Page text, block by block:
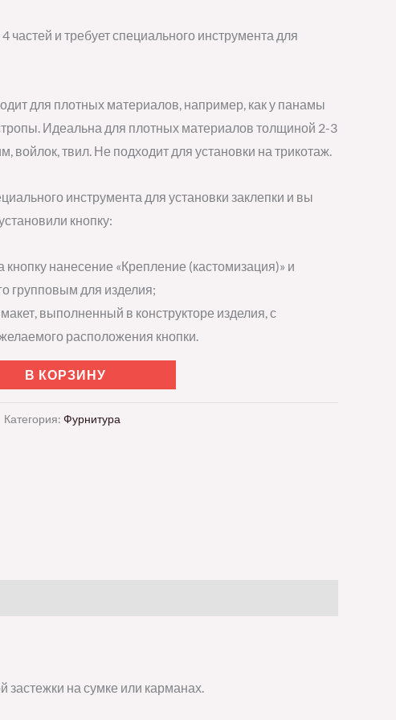
4 частей и требует специального инструмента для
для плотных материалов, например, как у панамы
Идеальна для плотных материалов толщиной 2-3
войлок, твил. Не подходит для установки на трикотаж.
инструмента для установки заклепки и вы
кнопку:
кнопку нанесение «Крепление (кастомизация)» и
групповым для изделия;
выполненный в конструкторе изделия, с
расположения кнопки.
В КОРЗИНУ
Категория: Фурнитура
застежки на сумке или карманах.